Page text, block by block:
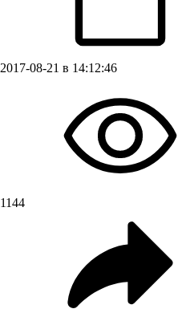
2017-08-21 в 14:12:46
1144